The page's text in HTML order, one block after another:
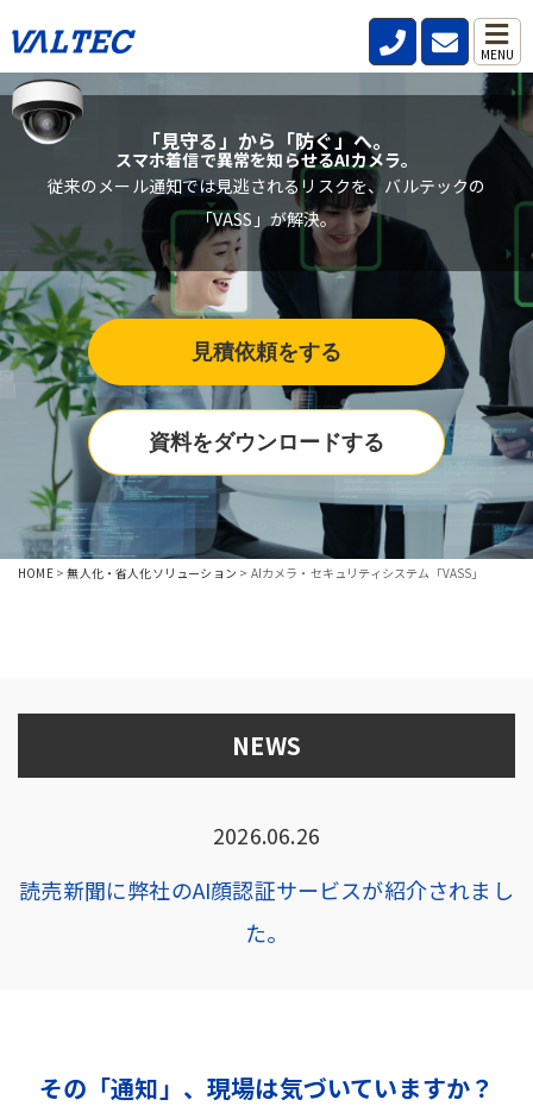
MENU
HOME>無人化・省人化ソリューション > AIカメラ・セキュリティシステム「VASS」
「見守る」から「防ぐ」へ。
スマホ着信で異常を知らせるAIカメラ。
従来のメール通知では見逃されるリスクを、バルテックの
「VASS」が解決。
見積依頼をする
資料をダウンロードする
NEWS
2026.06.26
読売新聞に弊社のAI顔認証サービスが紹介されまし
た。
その「通知」、現場は気づいていますか？